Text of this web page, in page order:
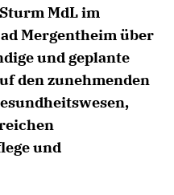
MdL im
Mergentheim über
und geplante
den zunehmenden
und